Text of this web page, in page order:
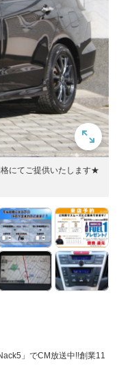
格にてご提供いたします★
」でCM放送中!!創業11